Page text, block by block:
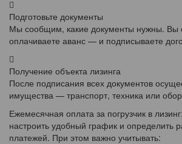
Подготовьте документы
Мы сообщим, какие документы нужны. Вы
оплачиваете аванс — и подписываете
Получение объекта лизинга
После подписания всех документов
имущества — транспорт, техника или
Ежемесячная оплата за погрузчик в
настроить удобный график и определить
платежей. При этом важно учитывать: